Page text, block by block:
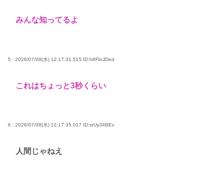
中国のメスガキ、民度が終わりすぎてる
みんな知ってるよ
5 : 2026/07/08(水) 12:17:31.515 ID:h6FbrJDed
これはちょっと3秒くらい
6 : 2026/07/08(水) 12:17:35.017 ID:srUy34BEx
人間じゃねえ